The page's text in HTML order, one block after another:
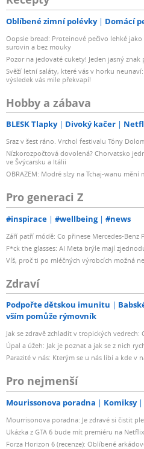
Oblíbené zimní polévky Domácí
Oopsie bread: Proteinové pečivo lehké
surovin a bez mouky
Pozor na jedovaté cukety! Jeden jasný
Svěží letní saláty, které vás v horku
výsledek vás mile překvapí!
Hobby a zábava
BLESK Tlapky Divoký kačer
Sraz v šest ráno. Vrchol festivalu Tóny
Nízkorozpočtová dovolená? Chorvatsko
ve Švýcarsku a Itálii
OBRAZEM: Modré slzy na Tchaj-wanu mění
Pro generaci Z
#inspirace #wellbeing #news
Září patří módě: Co přinese Mercedes-Benz
F*ck the glasses: AI Meta brýle mají
Víš, proč ti po mléčných výrobcích možná
Zdraví
Podpořte dětskou imunitu
vším pomůže rýmovník
Jak se zdravě zchladit v tropických
Úpal a úžeh: Jak je poznat a jak se z nich
Parazité v nás: Kterým se u nás líbí a kde v
Pro nejmenší
Mourissonova poradna Komiksy
Mourrisonova poradna: Je zdravé si čistit
Ukázka z GTA 6 bude mít premiéru na
Forza Horizon 6 (recenze): Oblíbené